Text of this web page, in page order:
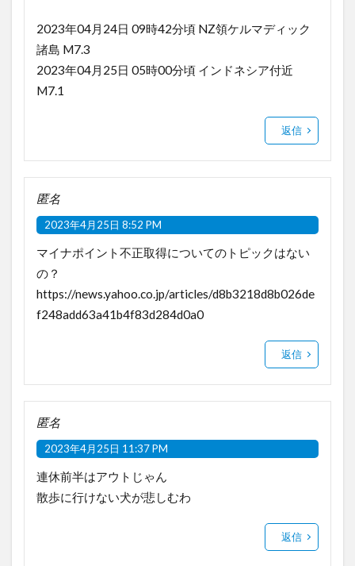
2023年04月24日 09時42分頃 NZ領ケルマディック
諸島 M7.3
2023年04月25日 05時00分頃 インドネシア付近
M7.1
返信
匿名
2023年4月25日 8:52 PM
マイナポイント不正取得についてのトピックはない
の？
https://news.yahoo.co.jp/articles/d8b3218d8b026de
f248add63a41b4f83d284d0a0
返信
匿名
2023年4月25日 11:37 PM
連休前半はアウトじゃん
散歩に行けない犬が悲しむわ
返信